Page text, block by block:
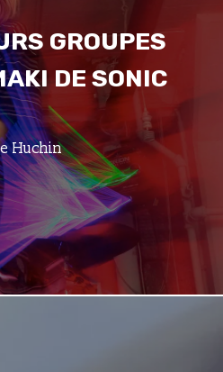
GROUPES
DE SONIC
Huchin